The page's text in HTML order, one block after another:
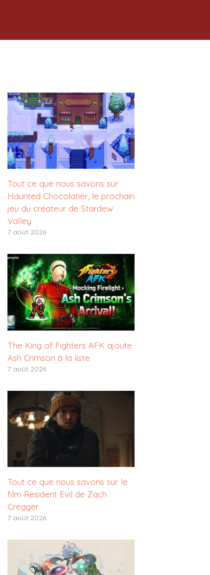
Tout ce que nous savons sur
Haunted Chocolatier, le prochain
jeu du créateur de Stardew
Valley
7 août 2026
The King of Fighters AFK ajoute
Ash Crimson à la liste
7 août 2026
Tout ce que nous savons sur le
film Resident Evil de Zach
Cregger
7 août 2026